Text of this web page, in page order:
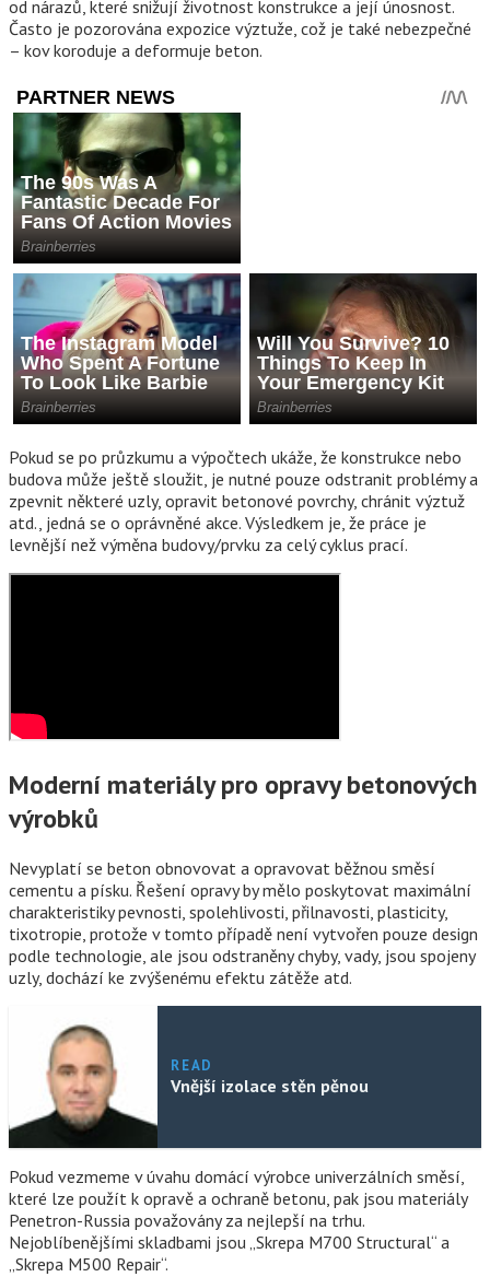
od nárazů, které snižují životnost konstrukce a její únosnost.
Často je pozorována expozice výztuže, což je také nebezpečné
– kov koroduje a deformuje beton.
Pokud se po průzkumu a výpočtech ukáže, že konstrukce nebo
budova může ještě sloužit, je nutné pouze odstranit problémy a
zpevnit některé uzly, opravit betonové povrchy, chránit výztuž
atd., jedná se o oprávněné akce. Výsledkem je, že práce je
levnější než výměna budovy/prvku za celý cyklus prací.
Moderní materiály pro opravy betonových
výrobků
Nevyplatí se beton obnovovat a opravovat běžnou směsí
cementu a písku. Řešení opravy by mělo poskytovat maximální
charakteristiky pevnosti, spolehlivosti, přilnavosti, plasticity,
tixotropie, protože v tomto případě není vytvořen pouze design
podle technologie, ale jsou odstraněny chyby, vady, jsou spojeny
uzly, dochází ke zvýšenému efektu zátěže atd.
READ
Vnější izolace stěn pěnou
Pokud vezmeme v úvahu domácí výrobce univerzálních směsí,
které lze použít k opravě a ochraně betonu, pak jsou materiály
Penetron-Russia považovány za nejlepší na trhu.
Nejoblíbenějšími skladbami jsou „Skrepa M700 Structural“ a
„Skrepa M500 Repair“.